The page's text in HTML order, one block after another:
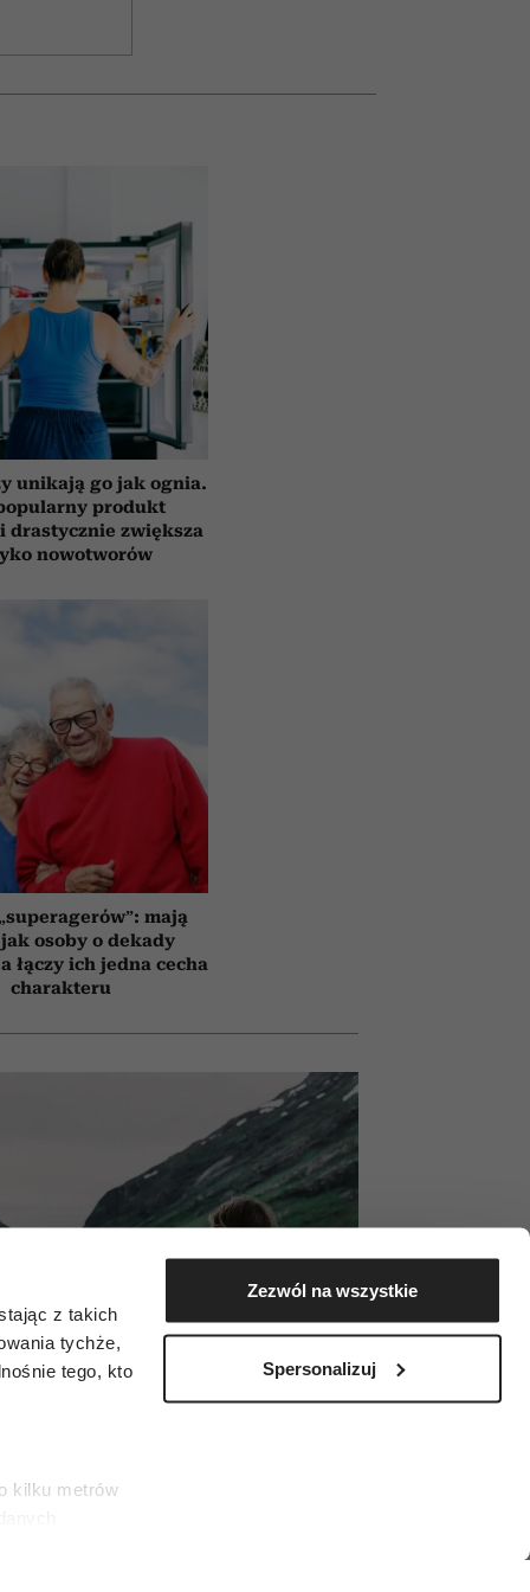
z takich
tychże,
tego, kto
kilku metrów
Zezwól na wszystkie
Spersonalizuj
unikają go jak ognia.
produkt
drastycznie zwiększa
nowotworów
mają
osoby o dekady
łączy ich jedna cecha
charakteru